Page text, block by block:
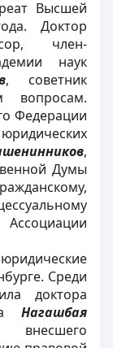
Высшей
Доктор
член-
наук
, советник
вопросам.
Федерации
,
Думы
Ассоциации
Среди
доктора
Нагашбая